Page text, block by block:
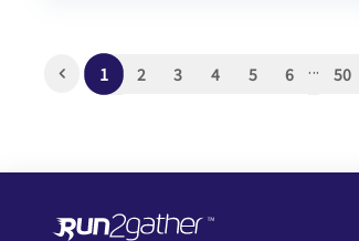
1 2 3 4 5 6 ... 50